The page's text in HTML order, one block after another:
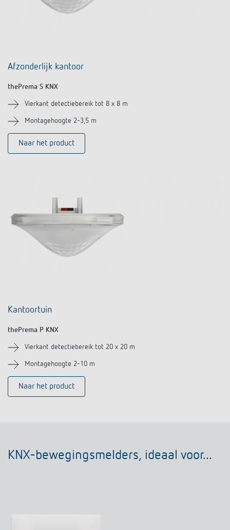
Afzonderlijk kantoor
thePrema S KNX
Vierkant detectiebereik tot 8 x 8 m
Montagehoogte 2-3,5 m
Naar het product
Kantoortuin
thePrema P KNX
Vierkant detectiebereik tot 20 x 20 m
Montagehoogte 2-10 m
Naar het product
KNX-bewegingsmelders, ideaal voor...